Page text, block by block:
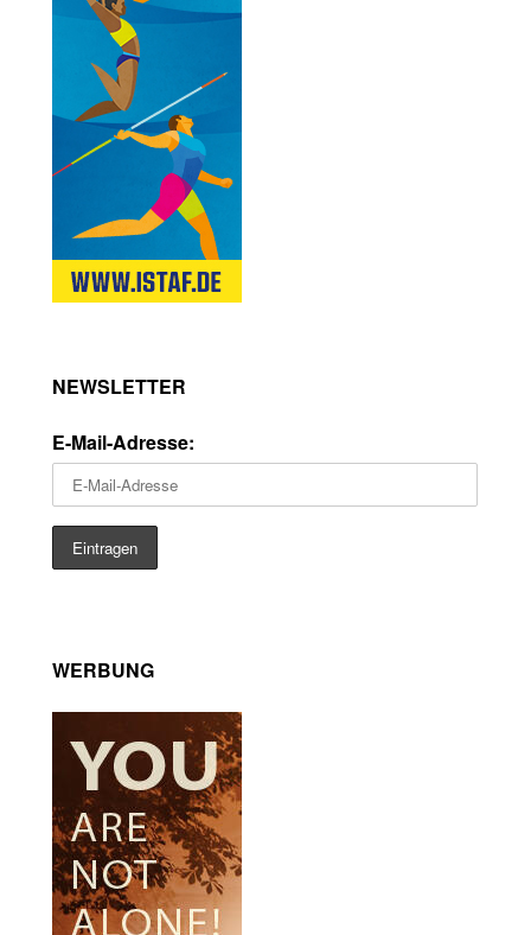
NEWSLETTER
E-Mail-Adresse:
WERBUNG